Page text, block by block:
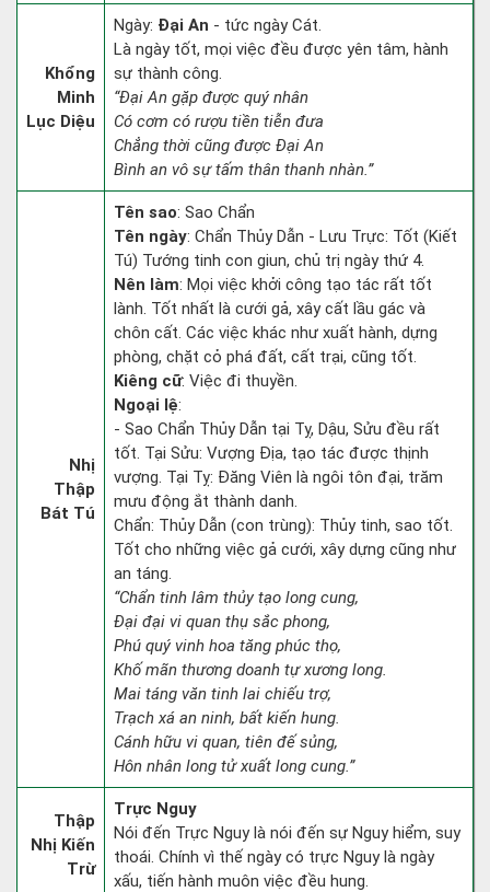
Khổng
Minh
Lục Diệu
Ngày: Đại An - tức ngày Cát.
Là ngày tốt, mọi việc đều được yên tâm, hành
sự thành công.
“Đại An gặp được quý nhân
Có cơm có rượu tiền tiễn đưa
Chẳng thời cũng được Đại An
Bình an vô sự tấm thân thanh nhàn.”
Nhị
Thập
Bát Tú
Tên sao: Sao Chẩn
Tên ngày: Chẩn Thủy Dẫn - Lưu Trực: Tốt (Kiết
Tú) Tướng tinh con giun, chủ trị ngày thứ 4.
Nên làm: Mọi việc khởi công tạo tác rất tốt
lành. Tốt nhất là cưới gả, xây cất lầu gác và
chôn cất. Các việc khác như xuất hành, dựng
phòng, chặt cỏ phá đất, cất trại, cũng tốt.
Kiêng cữ: Việc đi thuyền.
Ngoại lệ:
- Sao Chẩn Thủy Dẫn tại Tỵ, Dậu, Sửu đều rất
tốt. Tại Sửu: Vượng Địa, tạo tác được thịnh
vượng. Tại Tỵ: Đăng Viên là ngôi tôn đại, trăm
mưu động ắt thành danh.
Chẩn: Thủy Dẫn (con trùng): Thủy tinh, sao tốt.
Tốt cho những việc gả cưới, xây dựng cũng như
an táng.
“Chẩn tinh lâm thủy tạo long cung,
Đại đại vi quan thụ sắc phong,
Phú quý vinh hoa tăng phúc thọ,
Khố mãn thương doanh tự xương long.
Mai táng văn tinh lai chiếu trợ,
Trạch xá an ninh, bất kiến hung.
Cánh hữu vi quan, tiên đế sủng,
Hôn nhân long tử xuất long cung.”
Thập
Nhị Kiến
Trừ
Trực Nguy
Nói đến Trực Nguy là nói đến sự Nguy hiểm, suy
thoái. Chính vì thế ngày có trực Nguy là ngày
xấu, tiến hành muôn việc đều hung.